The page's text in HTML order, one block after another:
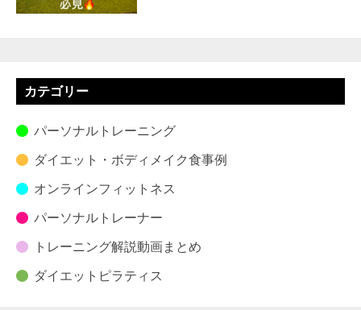
カテゴリー
パーソナルトレーニング
ダイエット・ボディメイク食事例
オンラインフィットネス
パーソナルトレーナー
トレーニング解説動画まとめ
ダイエットピラティス